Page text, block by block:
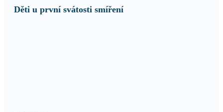
Děti u první svátosti smíření